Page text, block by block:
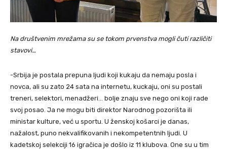
Na društvenim mrežama su se tokom prvenstva mogli čuti različiti
stavovi…
-Srbija je postala prepuna ljudi koji kukaju da nemaju posla i
novca, ali su zato 24 sata na internetu, kuckaju, oni su postali
treneri, selektori, menadžeri… bolje znaju sve nego oni koji rade
svoj posao. Ja ne mogu biti direktor Narodnog pozorišta ili
ministar kulture, već u sportu. U ženskoj košarci je danas,
nažalost, puno nekvalifikovanih i nekompetentnih ljudi. U
kadetskoj selekciji 16 igračica je došlo iz 11 klubova. One su u tim